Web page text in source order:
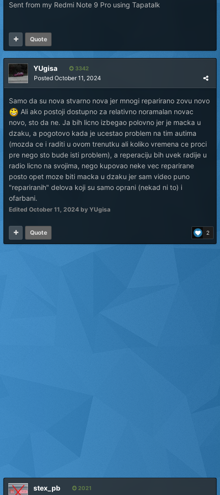
Sent from my Redmi Note 9 Pro using Tapatalk
Quote
YUgisa 3342
Posted October 11, 2024
Samo da su nova stvarno nova jer mnogi reparirano zovu novo
Ali ako postoji dostupno za relativno noramalan novac
novo, sto da ne. Ja bih licno izbegao polovno jer je macka u
dzaku, a pogotovo kada je ucestao problem na tim autima
(mozda ce i raditi u ovom trenutku ali koliko vremena ce proci
pre nego sto bude isti problem), a reperaciju bih uvek radije u
radio licno na svojima, nego kupovao neke vec reparirane
posto opet moze biti macka u dzaku jer sam video puno
"repariranih" delova koji su samo oprani (nekad ni to) i
ofarbani.
Edited October 11, 2024 by YUgisa
2
Quote
stex_pb 2021